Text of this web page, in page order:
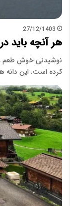
27/12/1403
هر آنچه باید
نوشیدنی خوش طعم و
کرده است. این دانه